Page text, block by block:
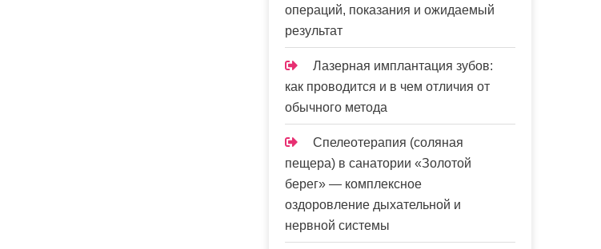
операций, показания и ожидаемый
результат
Лазерная имплантация зубов:
как проводится и в чем отличия от
обычного метода
Спелеотерапия (соляная
пещера) в санатории «Золотой
берег» — комплексное
оздоровление дыхательной и
нервной системы